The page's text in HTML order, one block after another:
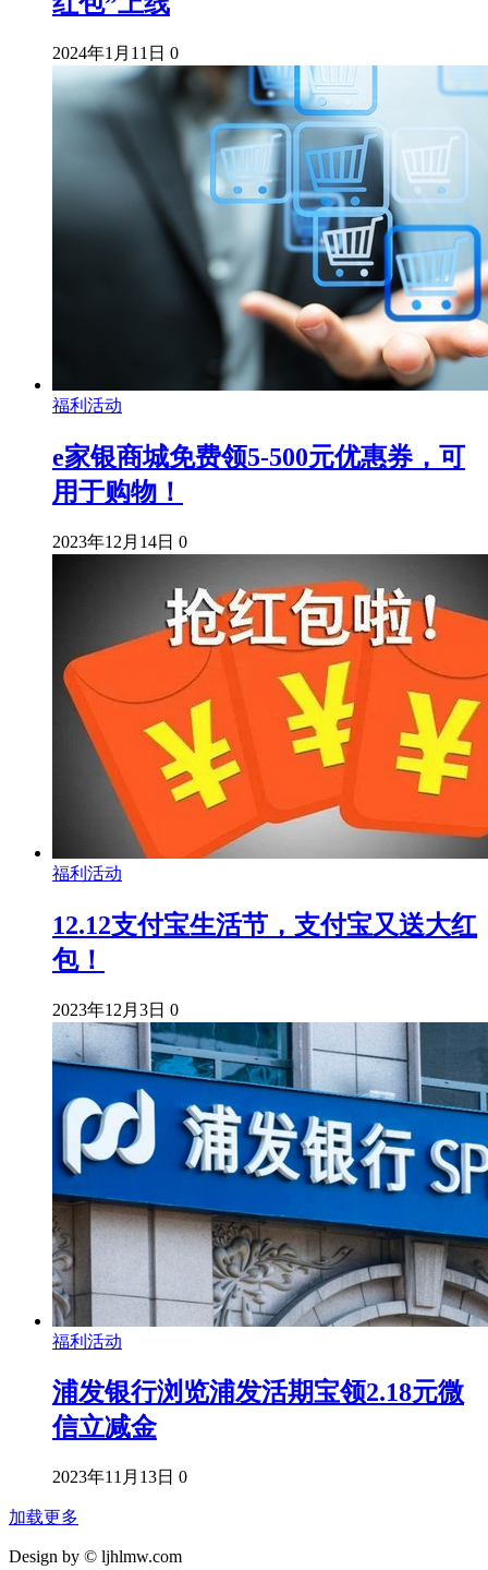
2024年1月11日 0
福利活动
e家银商城免费领5-500元优惠券，可
用于购物！
2023年12月14日 0
福利活动
12.12支付宝生活节，支付宝又送大红
包！
2023年12月3日 0
福利活动
浦发银行浏览浦发活期宝领2.18元微
信立减金
2023年11月13日 0
加载更多
Design by © ljhlmw.com